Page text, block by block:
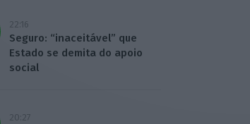
22:16
Seguro: “inaceitável” que
Estado se demita do apoio
social
20:27